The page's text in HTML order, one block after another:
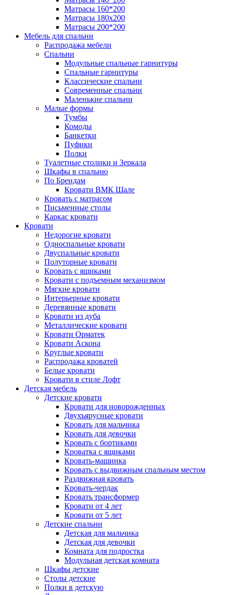
Матрасы 160*200
Матрасы 180x200
Матрасы 200*200
Мебель для спальни
Распродажа мебели
Спальни
Модульные спальные гарнитуры
Спальные гарнитуры
Классические спальни
Современные спальни
Маленькие спальни
Малые формы
Тумбы
Комоды
Банкетки
Пуфики
Полки
Туалетные столики и Зеркала
Шкафы в спальню
По Брендам
Кровати ВМК Шале
Кровать с матрасом
Письменные столы
Каркас кровати
Кровати
Недорогие кровати
Односпальные кровати
Двуспальные кровати
Полуторные кровати
Кровать с ящиками
Кровати с подъемным механизмом
Мягкие кровати
Интерьерные кровати
Деревянные кровати
Кровати из дуба
Металлические кровати
Кровати Орматек
Кровати Аскона
Круглые кровати
Распродажа кроватей
Белые кровати
Кровати в стиле Лофт
Детская мебель
Детские кровати
Кровати для новорожденных
Двухъярусные кровати
Кровать для мальчика
Кровать для девочки
Кровать с бортиками
Кроватка с ящиками
Кровать-машинка
Кровать с выдвижным спальным местом
Раздвижная кровать
Кровать-чердак
Кровать трансформер
Кровати от 4 лет
Кровати от 5 лет
Детские спальни
Детская для мальчика
Детская для девочки
Комната для подростка
Модульная детская комната
Шкафы детские
Столы детские
Полки в детскую